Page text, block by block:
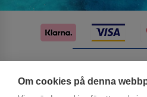
Om cookies på denna